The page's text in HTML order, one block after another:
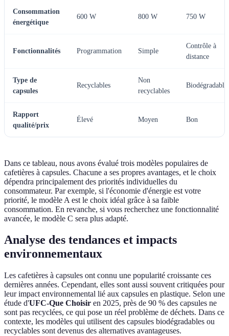
Consommation
énergétique
600 W 800 W 750 W
Fonctionnalités Programmation Simple
Contrôle à
distance
Type de
capsules
Recyclables
Non
recyclables
Rapport
qualité/prix
Élevé Moyen Bon
Dans ce tableau, nous avons évalué trois modèles populaires de
cafetières à capsules. Chacune a ses propres avantages, et le choix
dépendra principalement des priorités individuelles du
consommateur. Par exemple, si l'économie d'énergie est votre
priorité, le modèle A est le choix idéal grâce à sa faible
consommation. En revanche, si vous recherchez une fonctionnalité
avancée, le modèle C sera plus adapté.
Analyse des tendances et impacts
environnementaux
Les cafetières à capsules ont connu une popularité croissante ces
dernières années. Cependant, elles sont aussi souvent critiquées pour
leur impact environnemental lié aux capsules en plastique. Selon une
étude d'UFC-Que Choisir en 2025, près de 90 % des capsules ne
sont pas recyclées, ce qui pose un réel problème de déchets. Dans ce
contexte, les modèles qui utilisent des capsules biodégradables ou
recyclables sont devenus des alternatives avantageuses.